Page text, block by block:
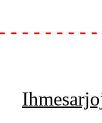
- - - - - - -